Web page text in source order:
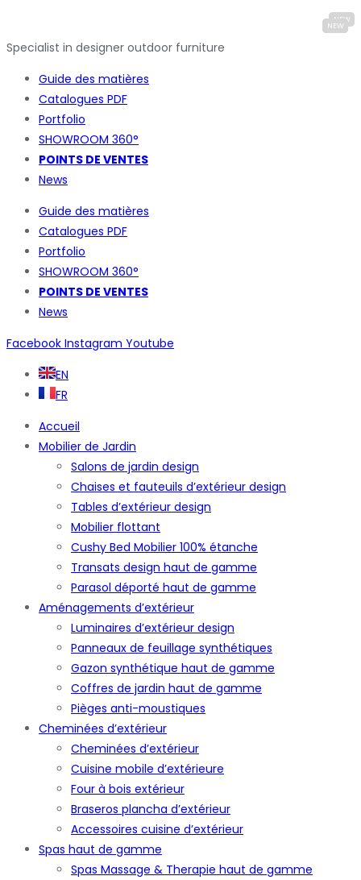
Specialist in designer outdoor furniture
Guide des matières
Catalogues PDF
Portfolio
SHOWROOM 360°
POINTS DE VENTES
News
Guide des matières
Catalogues PDF
Portfolio
SHOWROOM 360°
POINTS DE VENTES
News
Facebook Instagram Youtube
EN
FR
Accueil
Mobilier de Jardin
Salons de jardin design
Chaises et fauteuils d’extérieur design
Tables d’extérieur design
Mobilier flottant
Cushy Bed Mobilier 100% étanche
Transats design haut de gamme
Parasol déporté haut de gamme
Aménagements d’extérieur
Luminaires d’extérieur design
Panneaux de feuillage synthétiques
Gazon synthétique haut de gamme
Coffres de jardin haut de gamme
Pièges anti-moustiques
Cheminées d’extérieur
Cheminées d’extérieur
Cuisine mobile d’extérieure
Four à bois extérieur
Braseros plancha d’extérieur
Accessoires cuisine d’extérieur
Spas haut de gamme
Spas Massage & Therapie haut de gamme